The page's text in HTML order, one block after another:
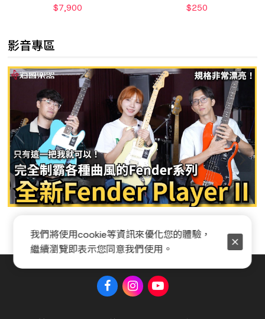
$7,900 $250
影音專區
我們將使用cookie等資訊來優化您的體驗，
繼續瀏覽即表示您同意我們使用。